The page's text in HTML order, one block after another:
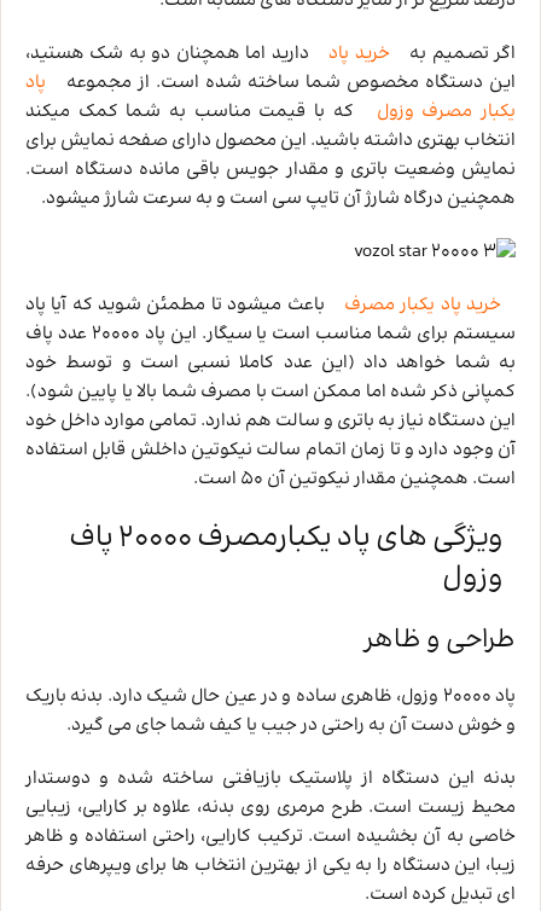
اگر تصمیم به
خرید پاد
دارید اما همچنان دو به شک هستید،
این دستگاه مخصوص شما ساخته شده است. از مجموعه
پاد
یکبار مصرف وزول
که با قیمت مناسب به شما کمک میکند
انتخاب بهتری داشته باشید. این محصول دارای صفحه نمایش برای
نمایش وضعیت باتری و مقدار جویس باقی مانده دستگاه است.
همچنین درگاه شارژ آن تایپ سی است و به سرعت شارژ میشود.
خرید پاد یکبار مصرف
باعث میشود تا مطمئن شوید که آیا پاد
سیستم برای شما مناسب است یا سیگار. این پاد 20000 عدد پاف
به شما خواهد داد (این عدد کاملا نسبی است و توسط خود
کمپانی ذکر شده اما ممکن است با مصرف شما بالا یا پایین شود).
این دستگاه نیاز به باتری و سالت هم ندارد. تمامی موارد داخل خود
آن وجود دارد و تا زمان اتمام سالت نیکوتین داخلش قابل استفاده
است. همچنین مقدار نیکوتین آن 50 است.
ویژگی های پاد یکبارمصرف 20000 پاف
وزول
طراحی و ظاهر
پاد 20000 وزول، ظاهری ساده و در عین حال شیک دارد. بدنه باریک
و خوش ‌دست آن به راحتی در جیب یا کیف شما جای می‌ گیرد.
بدنه این دستگاه از پلاستیک بازیافتی ساخته شده و دوستدار
محیط زیست است. طرح مرمری روی بدنه، علاوه بر کارایی، زیبایی
خاصی به آن بخشیده است. ترکیب کارایی، راحتی استفاده و ظاهر
زیبا، این دستگاه را به یکی از بهترین انتخاب ‌ها برای ویپرهای حرفه
‌ای تبدیل کرده است.